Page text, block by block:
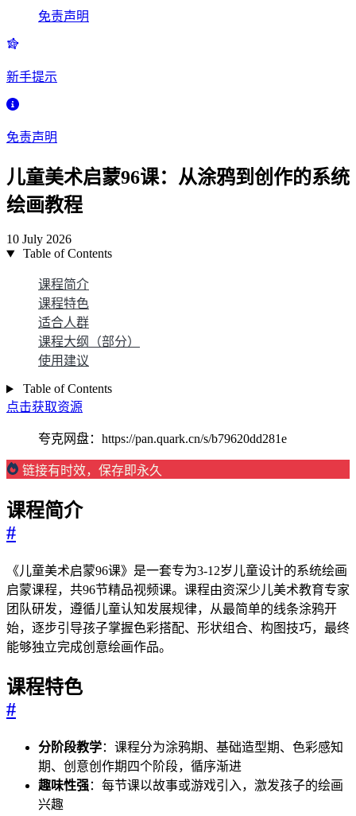
免责声明
新手提示
免责声明
儿童美术启蒙96课：从涂鸦到创作的系统
绘画教程
10 July 2026
Table of Contents
课程简介
课程特色
适合人群
课程大纲（部分）
使用建议
Table of Contents
点击获取资源
夸克网盘：https://pan.quark.cn/s/b79620dd281e
链接有时效，保存即永久
课程简介
#
《儿童美术启蒙96课》是一套专为3-12岁儿童设计的系统绘画
启蒙课程，共96节精品视频课。课程由资深少儿美术教育专家
团队研发，遵循儿童认知发展规律，从最简单的线条涂鸦开
始，逐步引导孩子掌握色彩搭配、形状组合、构图技巧，最终
能够独立完成创意绘画作品。
课程特色
#
分阶段教学：课程分为涂鸦期、基础造型期、色彩感知
期、创意创作期四个阶段，循序渐进
趣味性强：每节课以故事或游戏引入，激发孩子的绘画
兴趣